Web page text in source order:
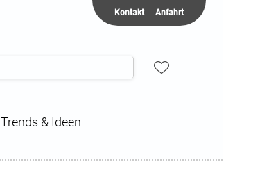
Kontakt Anfahrt
Trends & Ideen